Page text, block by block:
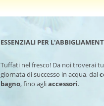
ESSENZIALI PER
Tuffati nel fresco! Da noi troverai
giornata di successo in acqua, dal
bagno, fino agliaccessori.